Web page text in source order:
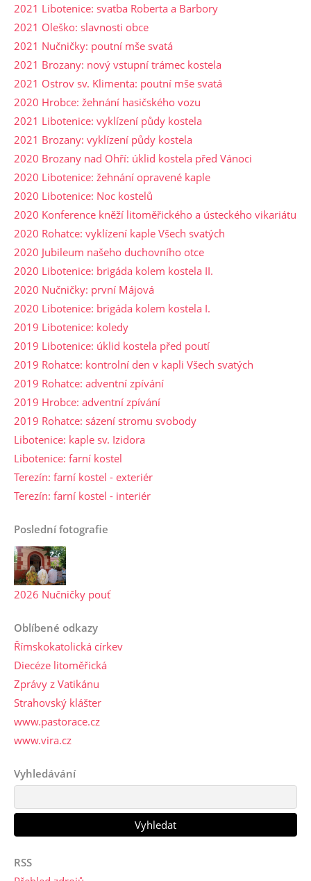
2021 Libotenice: svatba Roberta a Barbory
2021 Oleško: slavnosti obce
2021 Nučničky: poutní mše svatá
2021 Brozany: nový vstupní trámec kostela
2021 Ostrov sv. Klimenta: poutní mše svatá
2020 Hrobce: žehnání hasičského vozu
2021 Libotenice: vyklízení půdy kostela
2021 Brozany: vyklízení půdy kostela
2020 Brozany nad Ohří: úklid kostela před Vánoci
2020 Libotenice: žehnání opravené kaple
2020 Libotenice: Noc kostelů
2020 Konference kněží litoměřického a ústeckého vikariátu
2020 Rohatce: vyklízení kaple Všech svatých
2020 Jubileum našeho duchovního otce
2020 Libotenice: brigáda kolem kostela II.
2020 Nučničky: první Májová
2020 Libotenice: brigáda kolem kostela I.
2019 Libotenice: koledy
2019 Libotenice: úklid kostela před poutí
2019 Rohatce: kontrolní den v kapli Všech svatých
2019 Rohatce: adventní zpívání
2019 Hrobce: adventní zpívání
2019 Rohatce: sázení stromu svobody
Libotenice: kaple sv. Izidora
Libotenice: farní kostel
Terezín: farní kostel - exteriér
Terezín: farní kostel - interiér
Poslední fotografie
2026 Nučničky pouť
Oblíbené odkazy
Římskokatolická církev
Diecéze litoměřická
Zprávy z Vatikánu
Strahovský klášter
www.pastorace.cz
www.vira.cz
Vyhledávání
RSS